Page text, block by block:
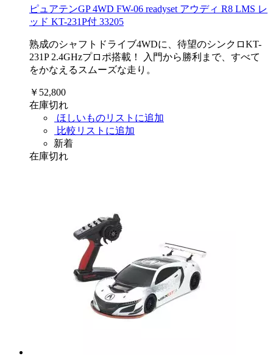
ピュアテンGP 4WD FW-06 readyset アウディ R8 LMS レ
ッド KT-231P付 33205
熟成のシャフトドライブ4WDに、待望のシンクロKT-
231P 2.4GHzプロポ搭載！ 入門から勝利まで、すべて
をかなえるスムーズな走り。
￥52,800
在庫切れ
ほしいものリストに追加
比較リストに追加
新着
在庫切れ